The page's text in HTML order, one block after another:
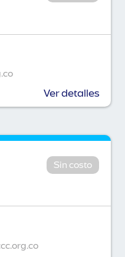
Ver detalles
Sin costo